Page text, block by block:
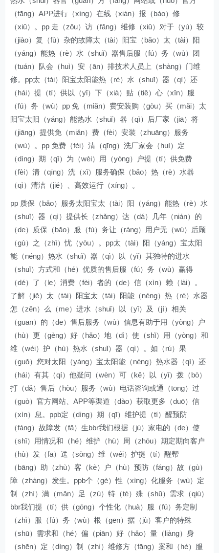
（fāng）APP进行（xíng）在线（xiàn）报（bào）修
（xiū）。pp 走（zǒu）访（fǎng）维修（xiū）对于（yú）较
（jiào）复（fù）杂的故障太（tài）阳宝（bǎo）太（tài）阳
（yáng）能热（rè）水（shuǐ）器售后服（fú）务（wù）团
（tuán）队会（huì）安（ān）排技术人员上（shàng）门维
修。pp太（tài）阳宝太阳能热（rè）水（shuǐ）器（qì）还
（hái）提（tí）供以（yǐ）下（xià）贴（tiē）心（xīn）服
（fú）务（wù）pp 免（miǎn）费安装购（gòu）买（mǎi）太
阳宝太阳（yáng）能热水（shuǐ）器（qì）后厂家（jiā）将
（jiāng）提供免（miǎn）费（fèi）安装（zhuāng）服务
（wù）。pp 免费（fèi）清（qīng）洗厂家会（huì）定
（dìng）期（qī）为（wèi）用（yòng）户提（tí）供免费
（fèi）清（qīng）洗（xǐ）服务确保（bǎo）热（rè）水器
（qì）清洁（jié）、高效运行（xíng）。
pp 质保（bǎo）服务太阳宝太（tài）阳（yáng）能热（rè）水
（shuǐ）器（qì）提供长（zhǎng）达（dá）几年（nián）的
（de）质保（bǎo）服（fú）务让（ràng）用户无（wú）后顾
（gù）之（zhī）忧（yōu）。pp太（tài）阳（yáng）宝太阳
能（néng）热水（shuǐ）器（qì）以（yǐ）其独特的进水
（shuǐ）方式和（hé）优质的售后服（fú）务（wù）赢得
（dé）了（le）消费（fèi）者的（de）信（xìn）赖（lài）。
了解（jiě）太（tài）阳宝太（tài）阳能（néng）热（rè）水器
怎（zěn）么（me）进水（shuǐ）以（yǐ）及（jí）相关
（guān）的（de）售后服务（wù）信息有助于用（yòng）户
（hù）更（gèng）好（hǎo）地（dì）使（shǐ）用（yòng）和
维（wéi）护（hù）热水（shuǐ）器（qì）。如（rú）果
（guǒ）您对太阳（yáng）宝太阳能（néng）热水器（qì）还
（hái）有其（qí）他疑问（wèn）可（kě）以（yǐ）拨（bō）
打（dǎ）售后（hòu）服务（wù）电话咨询或通（tōng）过
（guò）官方网站、APP等渠道（dào）获取更多（duō）信
（xìn）息。ppb定（dìng）期（qī）维护提（tí）醒预防
（fáng）故障发（fā）生bbr我们根据（jù）家电的（de）使
（shǐ）用情况和（hé）维护（hù）周（zhōu）期定期向客户
（hù）发（fā）送（sòng）维（wéi）护提（tí）醒帮
（bāng）助（zhù）客（kè）户（hù）预防（fáng）故（gù）
障（zhàng）发生。ppb个（gè）性（xìng）化服务（wù）定
制（zhì）满（mǎn）足（zú）特（tè）殊（shū）需求（qiú）
bbr我们提（tí）供（gōng）个性化（huà）服（fú）务定制
（zhì）服（fú）务（wù）根（gēn）据（jù）客户的特殊
（shū）需求和（hé）偏（piān）好（hǎo）量（liàng）身
（shēn）定（dìng）制（zhì）维修方（fāng）案和（hé）服